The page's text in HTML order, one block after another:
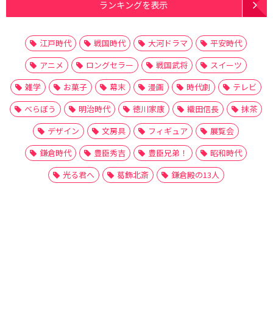
ランキングを表示
江戸時代 戦国時代 大河ドラマ
平安時代
アニメ
ロングセラー 戦国武将
スイーツ
雑学
お菓子 幕末 漫画 時代劇
テレビ
べらぼう
明治時代 徳川家康 織田信長
抹茶
デザイン
文房具 フィギュア
展覧会
鎌倉時代
豊臣秀吉 豊臣兄弟！
昭和時代
光る君へ
葛飾北斎 鎌倉殿の13人